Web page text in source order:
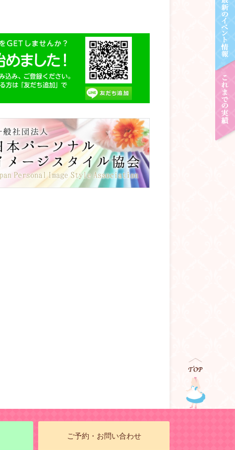
ご予約・お問い合わせ